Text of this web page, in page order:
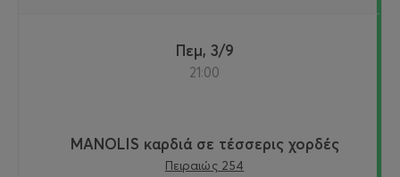
Πεμ, 3/9
21:00
MANOLIS καρδιά σε τέσσερις χορδές
Πειραιώς 254